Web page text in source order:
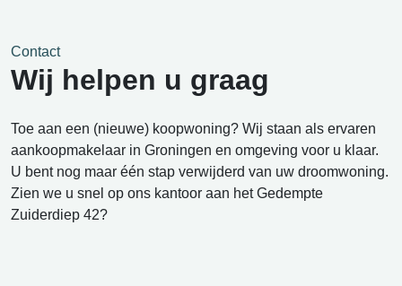
Contact
Wij helpen u graag
Toe aan een (nieuwe) koopwoning? Wij staan als ervaren
aankoopmakelaar in Groningen en omgeving voor u klaar.
U bent nog maar één stap verwijderd van uw droomwoning.
Zien we u snel op ons kantoor aan het Gedempte
Zuiderdiep 42?